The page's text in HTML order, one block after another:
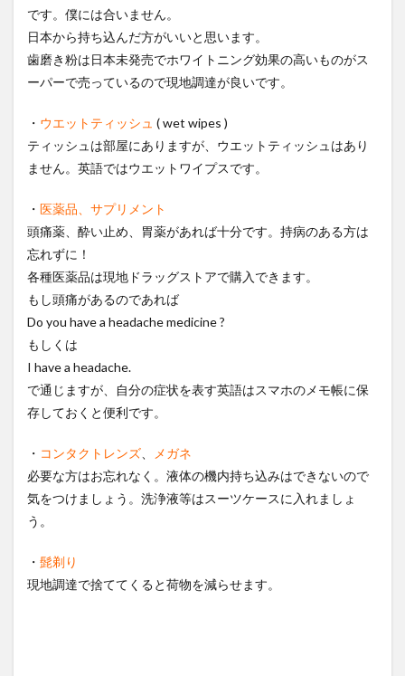
です。僕には合いません。
日本から持ち込んだ方がいいと思います。
歯磨き粉は日本未発売でホワイトニング効果の高いものがス
ーパーで売っているので現地調達が良いです。
・ ウエットティッシュ ( wet wipes )
ティッシュは部屋にありますが、ウエットティッシュはあり
ません。英語ではウエットワイプスです。
・ 医薬品、サプリメント
頭痛薬、酔い止め、胃薬があれば十分です。持病のある方は
忘れずに！
各種医薬品は現地ドラッグストアで購入できます。
もし頭痛があるのであれば
Do you have a headache medicine ?
もしくは
I have a headache.
で通じますが、自分の症状を表す英語はスマホのメモ帳に保
存しておくと便利です。
・ コンタクトレンズ
メガネ
必要な方はお忘れなく。液体の機内持ち込みはできないので
気をつけましょう。洗浄液等はスーツケースに入れましょ
う。
・ 髭剃り
現地調達で捨ててくると荷物を減らせます。